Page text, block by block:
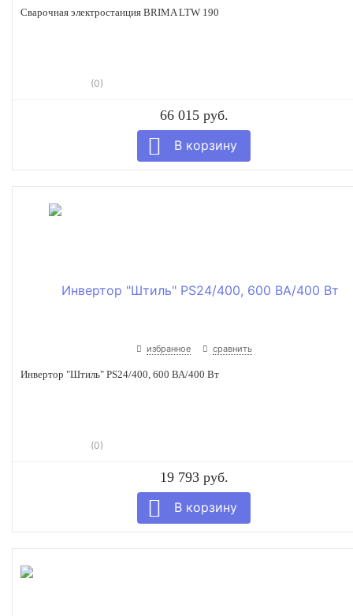
Сварочная электростанция BRIMA LTW 190
(0)
66 015 руб.
избранное сравнить
Инвертор "Штиль" PS24/400, 600 ВА/400 Вт
(0)
19 793 руб.